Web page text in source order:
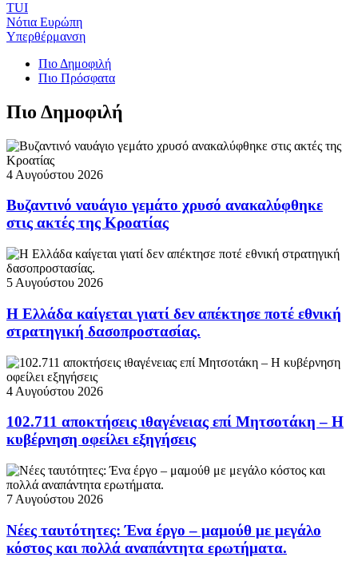
TUI
Νότια Ευρώπη
Υπερθέρμανση
Πιο Δημοφιλή
Πιο Πρόσφατα
Πιο Δημοφιλή
4 Αυγούστου 2026
Βυζαντινό ναυάγιο γεμάτο χρυσό ανακαλύφθηκε
στις ακτές της Κροατίας
5 Αυγούστου 2026
Η Ελλάδα καίγεται γιατί δεν απέκτησε ποτέ εθνική
στρατηγική δασοπροστασίας.
4 Αυγούστου 2026
102.711 αποκτήσεις ιθαγένειας επί Μητσοτάκη – Η
κυβέρνηση οφείλει εξηγήσεις
7 Αυγούστου 2026
Νέες ταυτότητες: Ένα έργο – μαμούθ με μεγάλο
κόστος και πολλά αναπάντητα ερωτήματα.